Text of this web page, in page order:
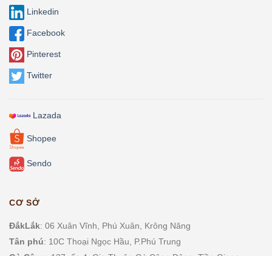
Linkedin
Facebook
Pinterest
Twitter
Lazada
Shopee
Sendo
CƠ SỞ
ĐắkLắk: 06 Xuân Vĩnh, Phú Xuân, Krông Năng
Tân phú: 10C Thoại Ngọc Hầu, P.Phú Trung